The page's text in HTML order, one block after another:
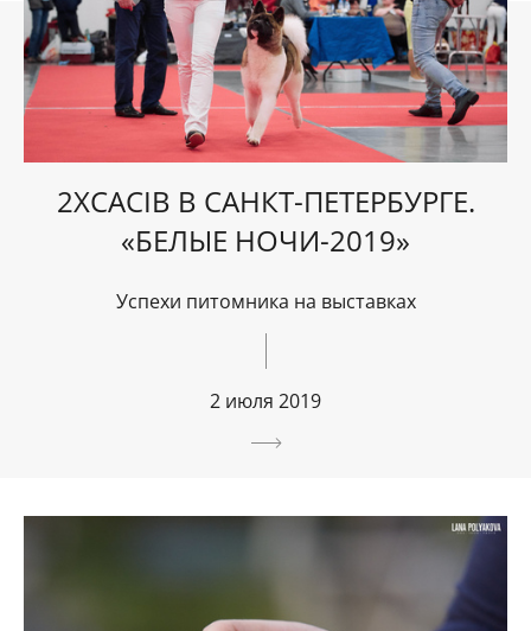
2XCACIB В САНКТ-ПЕТЕРБУРГЕ.
«БЕЛЫЕ НОЧИ-2019»
Успехи питомника на выставках
2 июля 2019